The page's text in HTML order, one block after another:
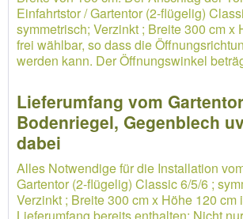
Einfahrtstor / Gartentor (2-flügelig)
symmetrisch; Verzinkt ; Breite 300 cm x
frei wählbar, so dass die
werden kann. Der Öffnungswinkel
Lieferumfang vom
Bodenriegel, Gegenblech
dabei
Alles Notwendige für die Installation
Gartentor (2-flügelig) Classic 6/5/6 ;
Verzinkt ; Breite 300 cm x Höhe 120 cm